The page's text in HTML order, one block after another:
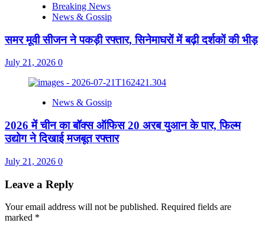
Breaking News
News & Gossip
समर मूवी सीजन ने पकड़ी रफ्तार, सिनेमाघरों में बढ़ी दर्शकों की भीड़
July 21, 2026 0
News & Gossip
2026 में चीन का बॉक्स ऑफिस 20 अरब युआन के पार, फिल्म
उद्योग ने दिखाई मजबूत रफ्तार
July 21, 2026 0
Leave a Reply
Your email address will not be published. Required fields are
marked *